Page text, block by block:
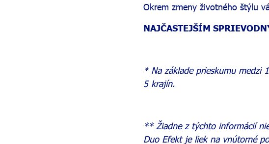
Okrem zmeny životného štýlu
NAJČASTEJŠÍM
* Na základe prieskumu medzi
5 krajín.
** Žiadne z týchto informácií
Duo Efekt je liek na vnútorné